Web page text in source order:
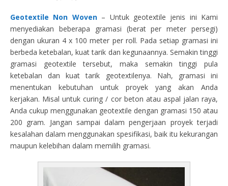
Geotextile Non Woven– Untuk geotextile jenis ini Kami
menyediakan beberapa gramasi (berat per meter persegi)
dengan ukuran 4 x 100 meter per roll. Pada setiap gramasi ini
berbeda ketebalan, kuat tarik dan kegunaannya. Semakin tinggi
gramasi geotextile tersebut, maka semakin tinggi pula
ketebalan dan kuat tarik geotextilenya. Nah, gramasi ini
menentukan kebutuhan untuk proyek yang akan Anda
kerjakan. Misal untuk curing / cor beton atau aspal jalan raya,
Anda cukup menggunakan geotextile dengan gramasi 150 atau
200 gram. Jangan sampai dalam pengerjaan proyek terjadi
kesalahan dalam menggunakan spesifikasi, baik itu kekurangan
maupun kelebihan dalam memilih gramasi.